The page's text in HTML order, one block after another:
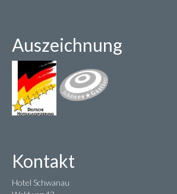
Auszeichnung
Kontakt
Hotel Schwanau